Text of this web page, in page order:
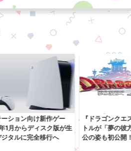
次へ
ション向け新作ゲー
1月からディスク版が生
タルに完全移行へ
『ドラゴンク
トルが「夢の彼
公の姿も初公開